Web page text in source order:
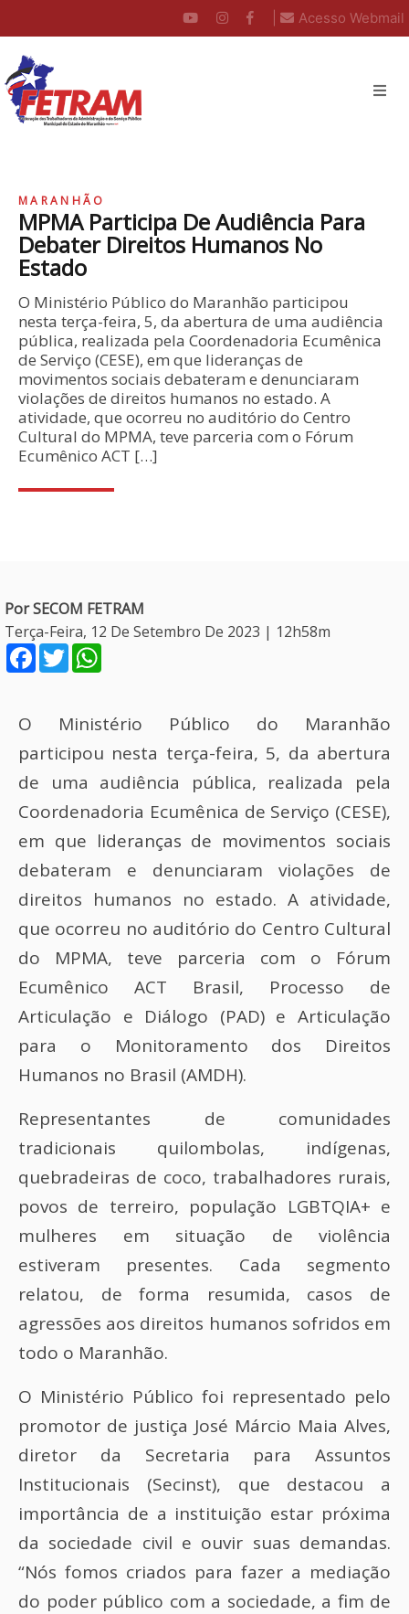
Acesso Webmail
MARANHÃO
MPMA Participa De Audiência Para
Debater Direitos Humanos No
Estado
O Ministério Público do Maranhão participou
nesta terça-feira, 5, da abertura de uma audiência
pública, realizada pela Coordenadoria Ecumênica
de Serviço (CESE), em que lideranças de
movimentos sociais debateram e denunciaram
violações de direitos humanos no estado. A
atividade, que ocorreu no auditório do Centro
Cultural do MPMA, teve parceria com o Fórum
Ecumênico ACT […]
Por SECOM FETRAM
Terça-Feira, 12 De Setembro De 2023 | 12h58m
Facebook
Twitter
O Ministério Público do Maranhão
participou nesta terça-feira, 5, da abertura
de uma audiência pública, realizada pela
Coordenadoria Ecumênica de Serviço (CESE),
em que lideranças de movimentos sociais
debateram e denunciaram violações de
direitos humanos no estado. A atividade,
que ocorreu no auditório do Centro Cultural
do MPMA, teve parceria com o Fórum
Ecumênico ACT Brasil, Processo de
Articulação e Diálogo (PAD) e Articulação
para o Monitoramento dos Direitos
Humanos no Brasil (AMDH).
Representantes de comunidades
tradicionais quilombolas, indígenas,
quebradeiras de coco, trabalhadores rurais,
povos de terreiro, população LGBTQIA+ e
mulheres em situação de violência
estiveram presentes. Cada segmento
relatou, de forma resumida, casos de
agressões aos direitos humanos sofridos em
todo o Maranhão.
O Ministério Público foi representado pelo
promotor de justiça José Márcio Maia Alves,
diretor da Secretaria para Assuntos
Institucionais (Secinst), que destacou a
importância de a instituição estar próxima
da sociedade civil e ouvir suas demandas.
“Nós fomos criados para fazer a mediação
do poder público com a sociedade, a fim de